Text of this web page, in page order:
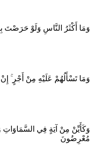
وَمَا أَكْثَرُ النَّاسِ وَلَوْ حَرَصْتَ
وَمَا تَسْأَلُهُمْ عَلَيْهِ مِنْ أَجْرٍ ۚ إِنْ
وَكَأَيِّنْ مِنْ آيَةٍ فِي السَّمَاوَاتِ
مُعْرِضُونَ